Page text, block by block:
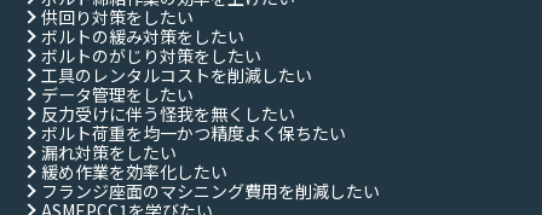
供回り対策をしたい
ボルトの緩み対策をしたい
ボルトのがじり対策をしたい
工具のレンタルコストを削減したい
データ管理をしたい
反力受けに伴う怪我を無くしたい
ボルト荷重を均一かつ精度よく保ちたい
漏れ対策をしたい
緩め作業を効率化したい
フランジ座面のマシニング費用を削減したい
ASMEPCC1を学びたい